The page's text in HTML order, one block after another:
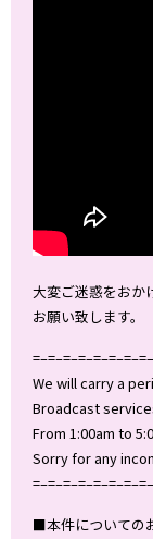
大変ご迷惑をおか
お願い致します。
We will carry a
Broadcast
From 1:00am to
Sorry for any
■本件についての